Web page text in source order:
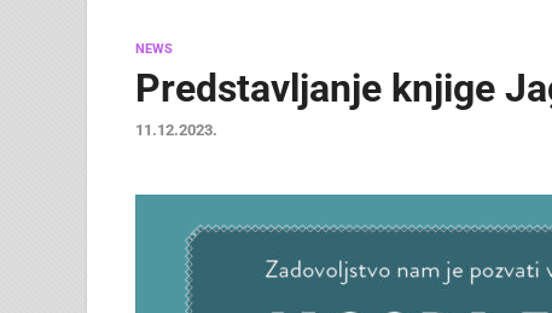
NEWS
Predstavljanje knjige
11.12.2023.